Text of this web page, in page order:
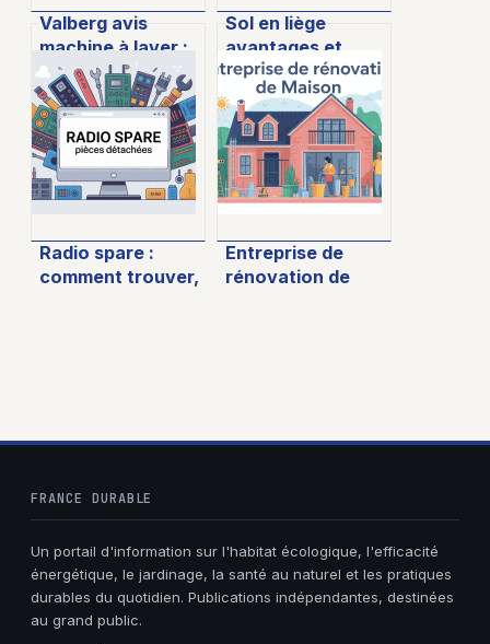
Valberg avis
machine à laver :
que valent
vraiment ces lave-
linge ?
Sol en liège
avantages et
inconvénients : le
guide pour bien
choisir
Radio spare :
comment trouver,
Entreprise de
rénovation de
FRANCE DURABLE
Un portail d'information sur l'habitat écologique, l'efficacité
énergétique, le jardinage, la santé au naturel et les pratiques
durables du quotidien. Publications indépendantes, destinées
au grand public.